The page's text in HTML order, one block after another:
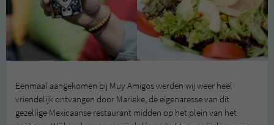
Eenmaal aangekomen bij Muy Amigos werden wij weer heel
vriendelijk ontvangen door Marieke, de eigenaresse van dit
gezellige Mexicaanse restaurant midden op het plein van het